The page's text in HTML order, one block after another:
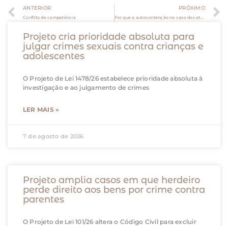
ANTERIOR
Conflito de competência
PRÓXIMO
Projeto cria prioridade absoluta para
julgar crimes sexuais contra crianças e
adolescentes
O Projeto de Lei 1478/26 estabelece prioridade absoluta à
investigação e ao julgamento de crimes
LER MAIS »
7 de agosto de 2026
Projeto amplia casos em que herdeiro
perde direito aos bens por crime contra
parentes
O Projeto de Lei 101/26 altera o Código Civil para excluir